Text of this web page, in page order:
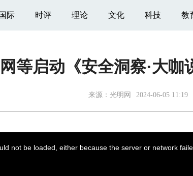
国际 时评 理论 文化 科技 教
等启动《安全洞察·大咖
来源： 光明网 2024-06-05 11:19
not be loaded, either because the server or network